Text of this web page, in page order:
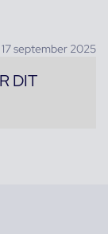
september 2025
DIT